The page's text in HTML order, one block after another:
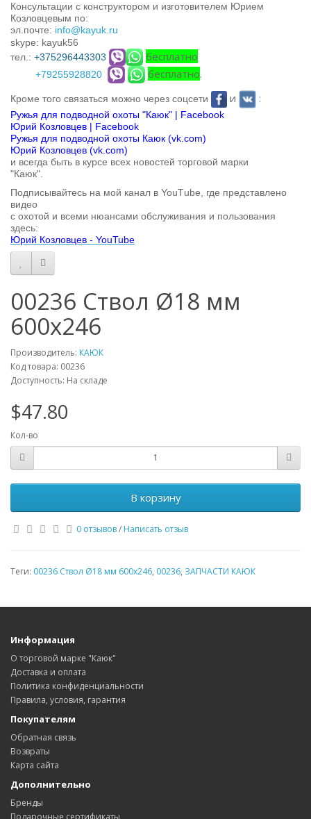
Консультации с конструктором и изготовителем Юрием
Козловцевым по:
эл.почте: info@kayuk.ru
skype: kayuk56
тел.: +375296443303 бесплатно
+79255928820 бесплатно.
Кроме того связаться можно через соцсети и :
Ружья для подводной охоты "Каюк" | Facebook
Юрий Козловцев | Facebook
Ружья для подводной охоты Каюк (vk.com)
Юрий Козловцев (vk.com)
и всегда быть в курсе всех новостей торговой марки
"Каюк".
Подписывайтесь на мой канал в YouTube, где представлено
видео
с охотой и всеми нюансами обслуживания и пользования
здесь:
Юрий Козловцев - YouTube
00236 Ствол Ø18 мм
600х246
Производитель: КАЮК
Код товара: 00236
Доступность: На складе
$47.80
Кол-во
В корзину
0 отзывов/ Написать отзыв
Теги: 00236 Ствол Ø18 мм 600х246, 00236, ЗАПЧАСТИ КАЮК
Информация
О торговой марке "Каюк"
Доставка и оплата
Политика конфиденциальности
Правила, условия, гарантия
Покупателям
Обратная связь
Возвраты
Карта сайта
Дополнительно
Бренды
Подарочные сертификаты